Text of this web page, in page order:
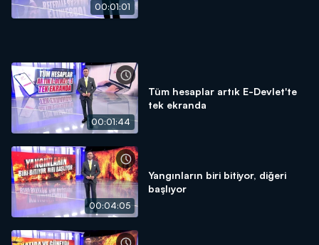
00:01:01
00:01:44
Tüm hesaplar artık E-Devlet'te
tek ekranda
00:04:05
Yangınların biri bitiyor, diğeri
başlıyor